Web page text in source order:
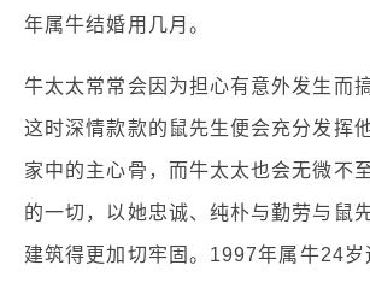
年属牛结婚用几月。
牛太太常常会因为担心有意外发生而
这时深情款款的鼠先生便会充分发挥
家中的主心骨，而牛太太也会无微不
的一切，以她忠诚、纯朴与勤劳与鼠
建筑得更加切牢固。1997年属牛24岁